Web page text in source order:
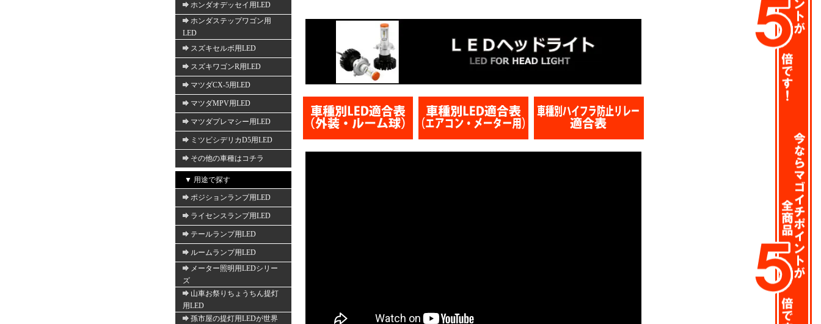
ホンダオデッセイ用LED
ホンダステップワゴン用
LED
スズキセルボ用LED
スズキワゴンR用LED
マツダCX-5用LED
マツダMPV用LED
マツダプレマシー用LED
ミツビシデリカD5用LED
その他の車種はコチラ
▼ 用途で探す
ポジションランプ用LED
ライセンスランプ用LED
テールランプ用LED
ルームランプ用LED
メーター照明用LEDシリー
ズ
山車お祭りちょうちん提灯
用LED
孫市屋の提灯用LEDが世界